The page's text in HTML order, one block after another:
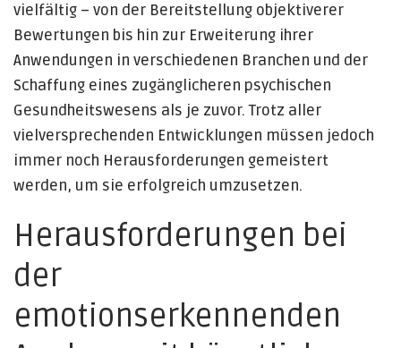
vielfältig – von der Bereitstellung objektiverer
Bewertungen bis hin zur Erweiterung ihrer
Anwendungen in verschiedenen Branchen und der
Schaffung eines zugänglicheren psychischen
Gesundheitswesens als je zuvor. Trotz aller
vielversprechenden Entwicklungen müssen jedoch
immer noch Herausforderungen gemeistert
werden, um sie erfolgreich umzusetzen.
Herausforderungen bei
der
emotionserkennenden